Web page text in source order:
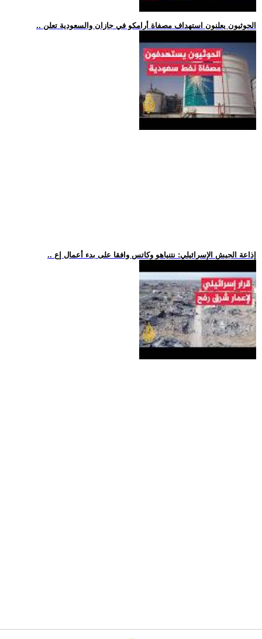
.. الحوثيون يعلنون استهداف مصفاة أرامكو في جازان والسعودية تعلن
.. إذاعة الجيش الإسرائيلي: نتنياهو وكاتس وافقا على بدء أعمال إع